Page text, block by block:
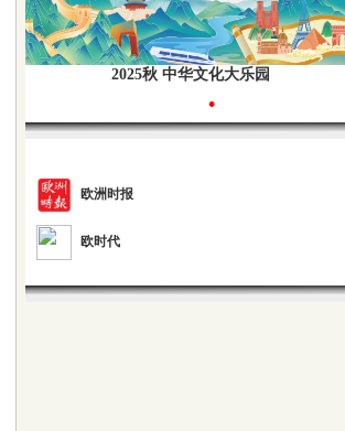
2025秋 中华文化大乐园
•
欧洲时报
欧时代